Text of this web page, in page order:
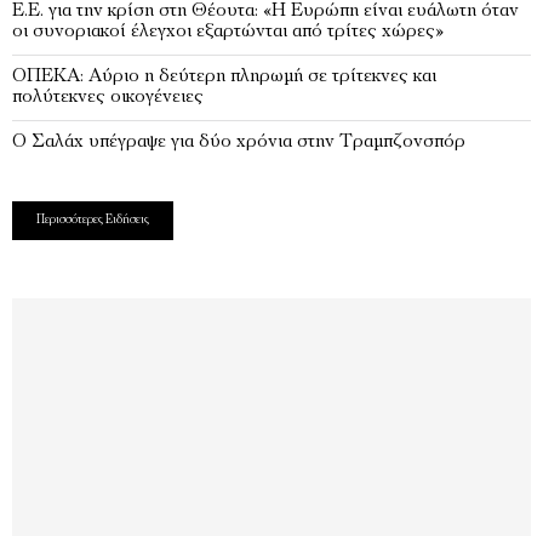
Ε.Ε. για την κρίση στη Θέουτα: «Η Ευρώπη είναι ευάλωτη όταν
οι συνοριακοί έλεγχοι εξαρτώνται από τρίτες χώρες»
ΟΠΕΚΑ: Αύριο η δεύτερη πληρωμή σε τρίτεκνες και
πολύτεκνες οικογένειες
Ο Σαλάχ υπέγραψε για δύο χρόνια στην Τραμπζονσπόρ
Περισσότερες Ειδήσεις